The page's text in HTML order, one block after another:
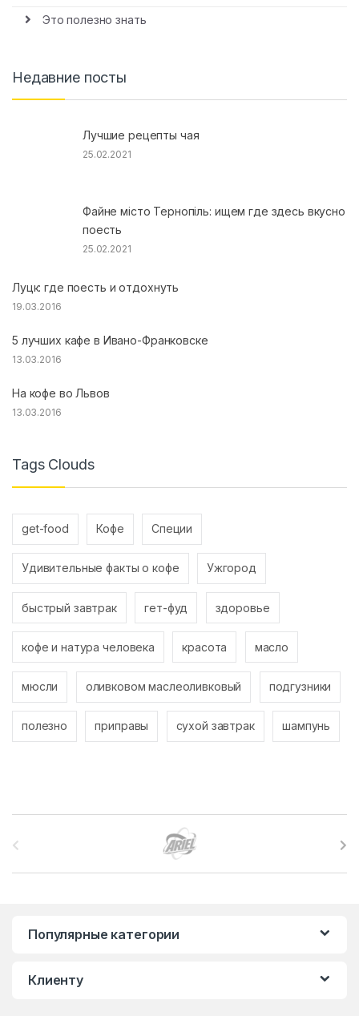
Это полезно знать
Недавние посты
Лучшие рецепты чая
25.02.2021
Файне місто Тернопіль: ищем где здесь вкусно
поесть
25.02.2021
Луцк: где поесть и отдохнуть
19.03.2016
5 лучших кафе в Ивано-Франковске
13.03.2016
На кофе во Львов
13.03.2016
Tags Clouds
get-food Кофе Специи
Удивительные факты о кофе Ужгород
быстрый завтрак гет-фуд здоровье
кофе и натура человека красота масло
мюсли оливковом маслеоливковый подгузники
полезно приправы сухой завтрак шампунь
Популярные категории
Клиенту